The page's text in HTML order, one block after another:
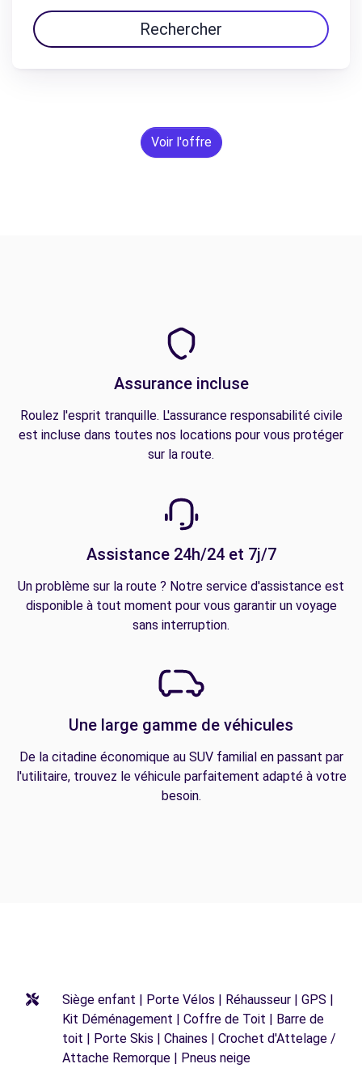
Rechercher
Voir l'offre
Assurance incluse
Roulez l'esprit tranquille. L'assurance responsabilité civile
est incluse dans toutes nos locations pour vous protéger
sur la route.
Assistance 24h/24 et 7j/7
Un problème sur la route ? Notre service d'assistance est
disponible à tout moment pour vous garantir un voyage
sans interruption.
Une large gamme de véhicules
De la citadine économique au SUV familial en passant par
l'utilitaire, trouvez le véhicule parfaitement adapté à votre
besoin.
Siège enfant | Porte Vélos | Réhausseur | GPS |
Kit Déménagement | Coffre de Toit | Barre de
toit | Porte Skis | Chaines | Crochet d'Attelage /
Attache Remorque | Pneus neige